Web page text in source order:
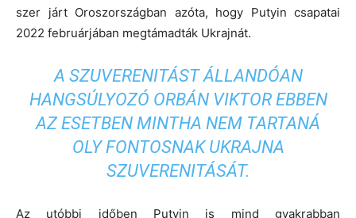
szer járt Oroszországban azóta, hogy Putyin csapatai
2022 februárjában megtámadták Ukrajnát.
A SZUVERENITÁST ÁLLANDÓAN
HANGSÚLYOZÓ ORBÁN VIKTOR EBBEN
AZ ESETBEN MINTHA NEM TARTANÁ
OLY FONTOSNAK UKRAJNA
SZUVERENITÁSÁT.
Az utóbbi időben Putyin is mind gyakrabban